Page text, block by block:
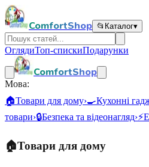
ComfortShop 📂 Каталог▾
ОглядиТоп-спискиПодарунки
ComfortShop
Мова:
🏠Товари для дому›🍳Кухонні
товари›🔒Безпека та відеонагляд›⚡
🏠Товари для дому